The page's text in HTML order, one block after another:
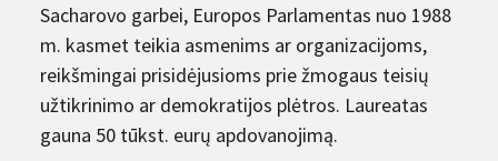
Sacharovo garbei, Europos Parlamentas nuo 1988
m. kasmet teikia asmenims ar organizacijoms,
reikšmingai prisidėjusioms prie žmogaus teisių
užtikrinimo ar demokratijos plėtros. Laureatas
gauna 50 tūkst. eurų apdovanojimą.